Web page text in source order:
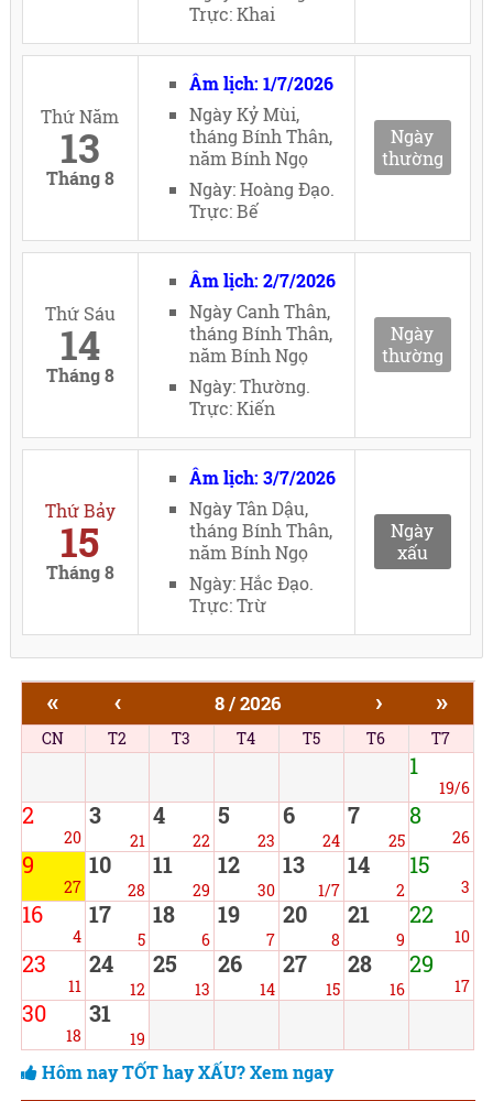
Trực: Khai
Thứ Năm
13
Tháng 8
Âm lịch: 1/7/2026
Ngày Kỷ Mùi,
tháng Bính Thân,
năm Bính Ngọ
Ngày: Hoàng Đạo.
Trực: Bế
Ngày
thường
Thứ Sáu
14
Tháng 8
Âm lịch: 2/7/2026
Ngày Canh Thân,
tháng Bính Thân,
năm Bính Ngọ
Ngày: Thường.
Trực: Kiến
Ngày
thường
Thứ Bảy
15
Tháng 8
Âm lịch: 3/7/2026
Ngày Tân Dậu,
tháng Bính Thân,
năm Bính Ngọ
Ngày: Hắc Đạo.
Trực: Trừ
Ngày
xấu
« ‹ 8 / 2026 › »
CN T2 T3 T4 T5 T6 T7
1
19/6
2
20
3
21
4
22
5
23
6
24
7
25
8
26
9
27
10
28
11
29
12
30
13
1/7
14
2
15
3
16
4
17
5
18
6
19
7
20
8
21
9
22
10
23
11
24
12
25
13
26
14
27
15
28
16
29
17
30
18
31
19
Hôm nay TỐT hay XẤU? Xem ngay